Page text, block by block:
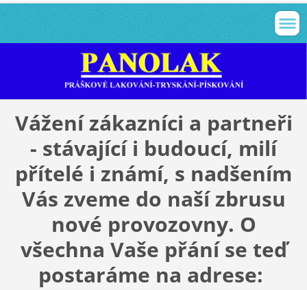
Vážení zákazníci a partneři
- stávající i budoucí, milí
přítelé i známí, s nadšením
Vás zveme do naší zbrusu
nové provozovny. O
všechna Vaše přání se teď
postaráme na adrese: